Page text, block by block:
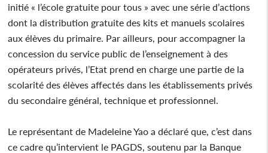
initié « l’école gratuite pour tous » avec une série d’actions
dont la distribution gratuite des kits et manuels scolaires
aux élèves du primaire. Par ailleurs, pour accompagner la
concession du service public de l’enseignement à des
opérateurs privés, l’Etat prend en charge une partie de la
scolarité des élèves affectés dans les établissements privés
du secondaire général, technique et professionnel.
Le représentant de Madeleine Yao a déclaré que, c’est dans
ce cadre qu’intervient le PAGDS, soutenu par la Banque